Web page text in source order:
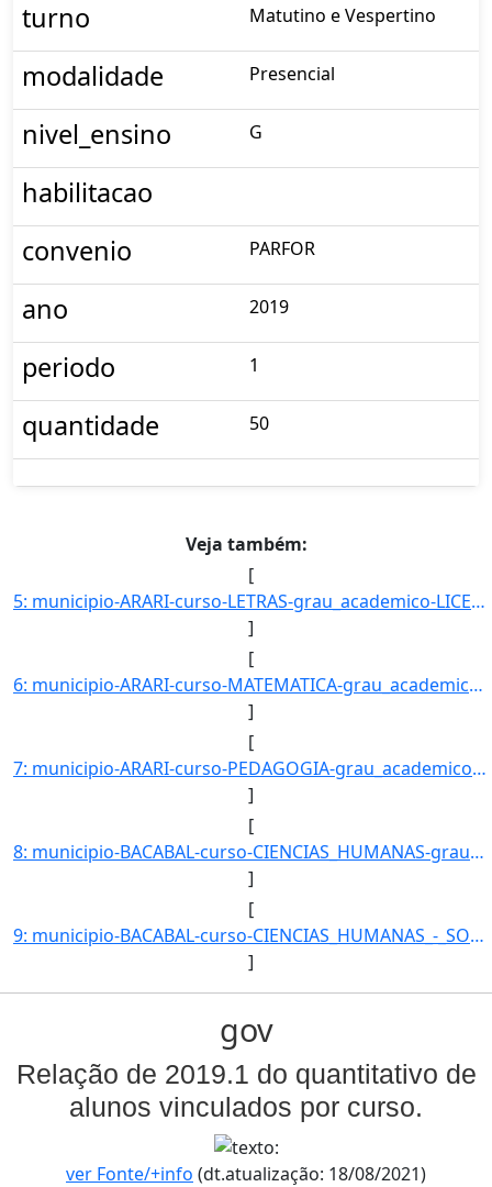
turno Matutino e Vespertino
modalidade Presencial
nivel_ensino G
habilitacao
convenio
PARFOR
ano 2019
periodo 1
quantidade 50
Veja também:
[
5: municipio-ARARI-curso-LETRAS-grau_academico-LICENCIATURA_PLENA-turno-Matutino-_Vespertino_e_Noturno-]
]
[
6: municipio-ARARI-curso-MATEMATICA-grau_academico-LICENCIATURA_PLENA-turno-Matutino-_Vespertino_e_Notu]
]
[
7: municipio-ARARI-curso-PEDAGOGIA-grau_academico-LICENCIATURA_PLENA-turno-Matutino-_Vespertino_e_Notur]
]
[
8: municipio-BACABAL-curso-CIENCIAS_HUMANAS-grau_academico-LICENCIATURA_PLENA-turno-Noturno-modalidade-]
]
[
9: municipio-BACABAL-curso-CIENCIAS_HUMANAS_-_SOCIOLOGIA-grau_academico-LICENCIATURA_PLENA-turno-Noturn]
]
gov
Relação de 2019.1 do quantitativo de
alunos vinculados por curso.
ver Fonte/+info (dt.atualização: 18/08/2021)